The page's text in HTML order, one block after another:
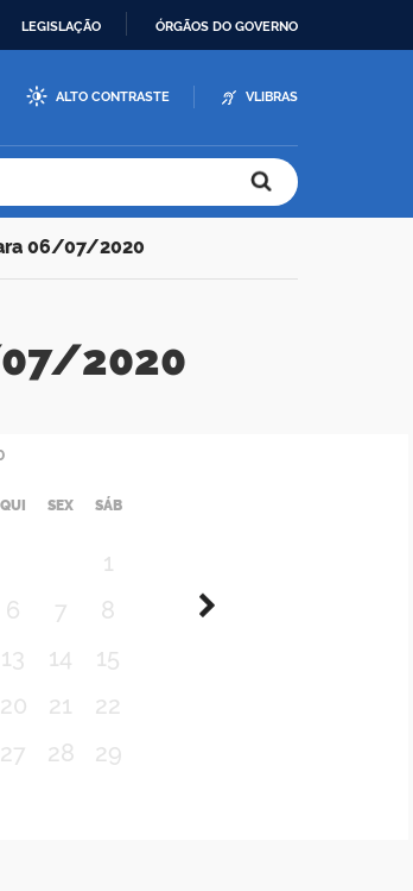
LEGISLAÇÃO ÓRGÃOS DO GOVERNO
ALTO CONTRASTE VLIBRAS
06/07/2020
2020
QUI SEX SÁB
1
6 7
8
13 14
15
20 21
22
27 28
29